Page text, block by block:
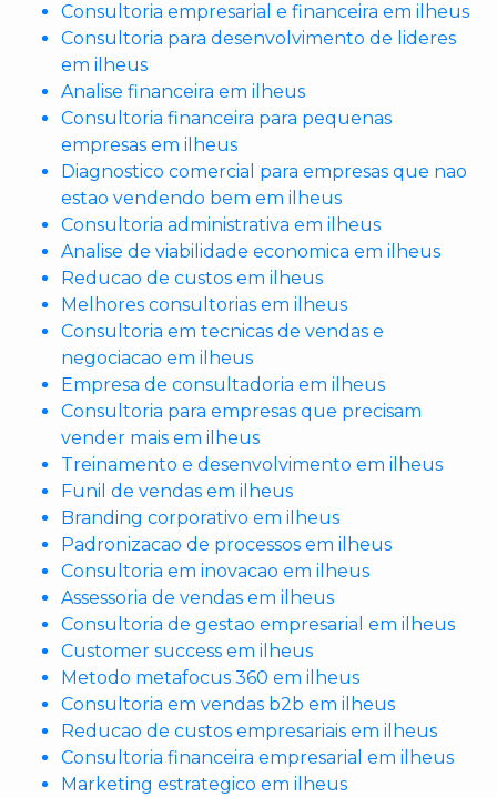
Consultoria empresarial e financeira em ilheus
Consultoria para desenvolvimento de lideres
em ilheus
Analise financeira em ilheus
Consultoria financeira para pequenas
empresas em ilheus
Diagnostico comercial para empresas que nao
estao vendendo bem em ilheus
Consultoria administrativa em ilheus
Analise de viabilidade economica em ilheus
Reducao de custos em ilheus
Melhores consultorias em ilheus
Consultoria em tecnicas de vendas e
negociacao em ilheus
Empresa de consultadoria em ilheus
Consultoria para empresas que precisam
vender mais em ilheus
Treinamento e desenvolvimento em ilheus
Funil de vendas em ilheus
Branding corporativo em ilheus
Padronizacao de processos em ilheus
Consultoria em inovacao em ilheus
Assessoria de vendas em ilheus
Consultoria de gestao empresarial em ilheus
Customer success em ilheus
Metodo metafocus 360 em ilheus
Consultoria em vendas b2b em ilheus
Reducao de custos empresariais em ilheus
Consultoria financeira empresarial em ilheus
Marketing estrategico em ilheus